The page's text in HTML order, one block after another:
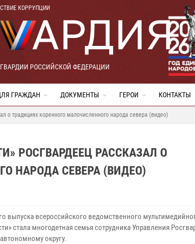
КОРРУПЦИИ
РОССИЙСКОЙ ФЕДЕРАЦИИ
ГРАЖДАН ДОКУМЕНТЫ ГЕРОИ КОНТАКТЫ
о традициях коренного малочисленного народа севера (видео)
РОСГВАРДЕЕЦ РАССКАЗАЛ О
НАРОДА СЕВЕРА (ВИДЕО)
выпуска всероссийского ведомственного
стала многодетная семья сотрудника Управления
округу.